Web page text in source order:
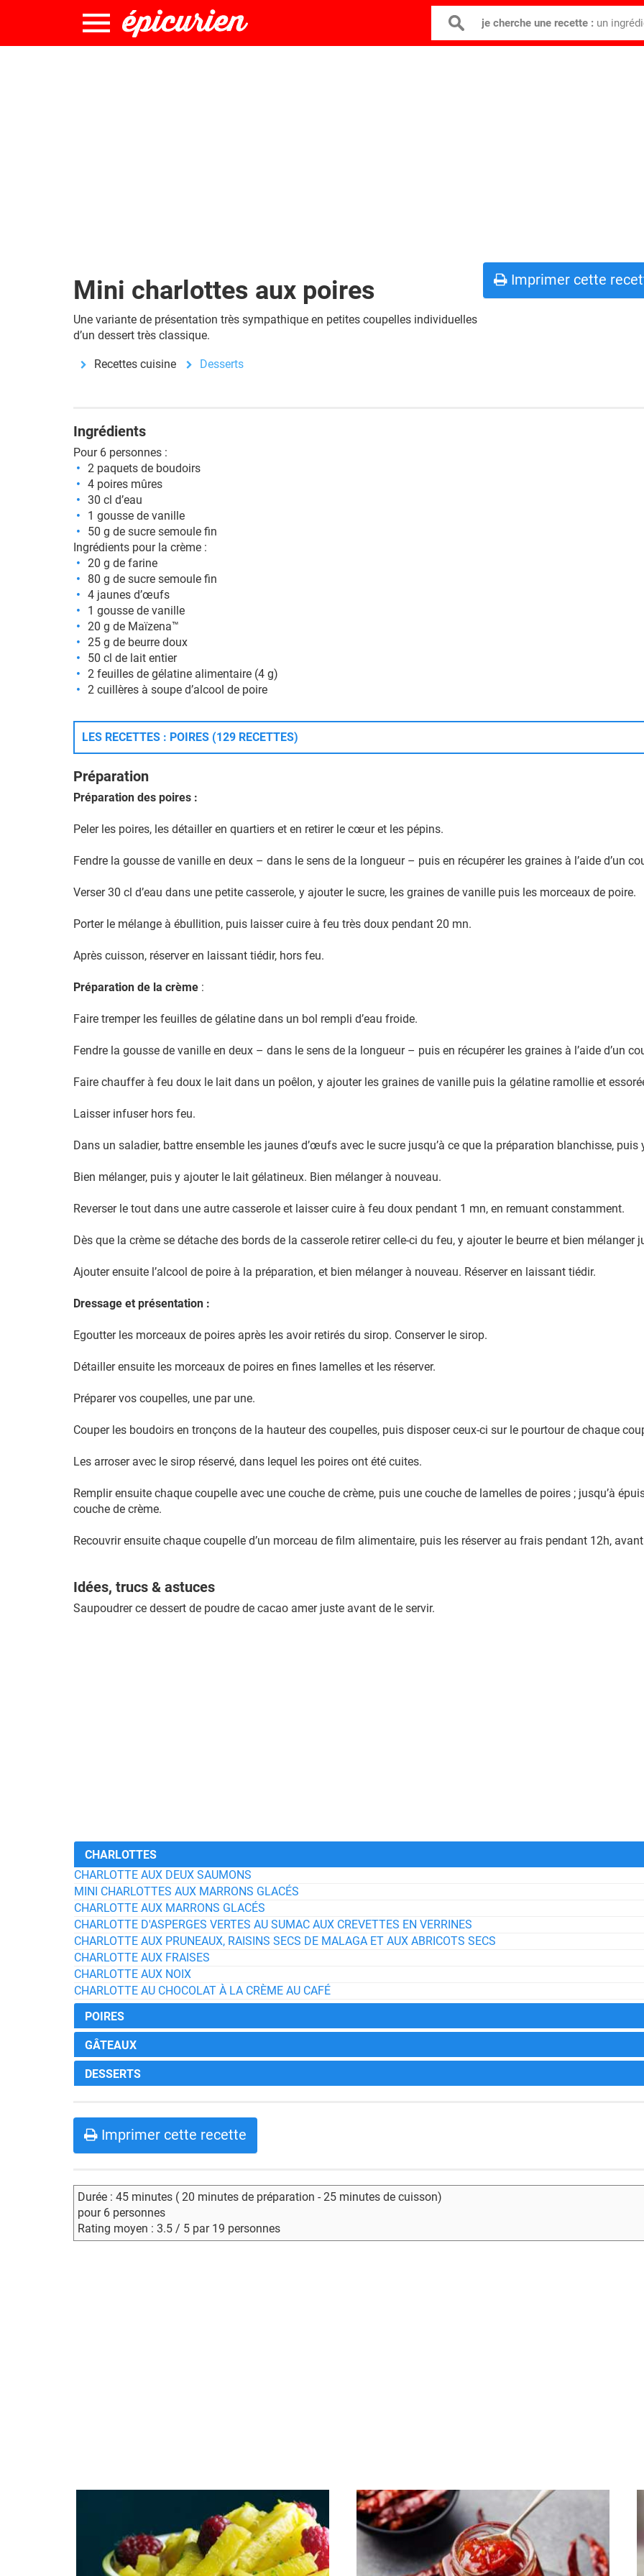
je cherche une recette : un
Mini charlottes aux poires
Une variante de présentation très sympathique en petites coupelles individuelles
d’un dessert très classique.
Recettes cuisine Desserts
Imprimer cette
Ingrédients
Pour 6 personnes :
2 paquets de boudoirs
4 poires mûres
30 cl d’eau
1 gousse de vanille
50 g de sucre semoule fin
Ingrédients pour la crème :
20 g de farine
80 g de sucre semoule fin
4 jaunes d’œufs
1 gousse de vanille
20 g de Maïzena™
25 g de beurre doux
50 cl de lait entier
2 feuilles de gélatine alimentaire (4 g)
2 cuillères à soupe d’alcool de poire
LES RECETTES : POIRES (129 RECETTES)
Préparation
Préparation des poires :
Peler les poires, les détailler en quartiers et en retirer le cœur et les pépins.
Fendre la gousse de vanille en deux – dans le sens de la longueur – puis en récupérer les graines à l’aide d’un
Verser 30 cl d’eau dans une petite casserole, y ajouter le sucre, les graines de vanille puis les morceaux de poire.
Porter le mélange à ébullition, puis laisser cuire à feu très doux pendant 20 mn.
Après cuisson, réserver en laissant tiédir, hors feu.
Préparation de la crème :
Faire tremper les feuilles de gélatine dans un bol rempli d’eau froide.
Fendre la gousse de vanille en deux – dans le sens de la longueur – puis en récupérer les graines à l’aide d’un
Faire chauffer à feu doux le lait dans un poêlon, y ajouter les graines de vanille puis la gélatine ramollie et
Laisser infuser hors feu.
Dans un saladier, battre ensemble les jaunes d’œufs avec le sucre jusqu’à ce que la préparation blanchisse,
Bien mélanger, puis y ajouter le lait gélatineux. Bien mélanger à nouveau.
Reverser le tout dans une autre casserole et laisser cuire à feu doux pendant 1 mn, en remuant constamment.
Dès que la crème se détache des bords de la casserole retirer celle-ci du feu, y ajouter le beurre et bien mélanger
Ajouter ensuite l’alcool de poire à la préparation, et bien mélanger à nouveau. Réserver en laissant tiédir.
Dressage et présentation :
Egoutter les morceaux de poires après les avoir retirés du sirop. Conserver le sirop.
Détailler ensuite les morceaux de poires en fines lamelles et les réserver.
Préparer vos coupelles, une par une.
Couper les boudoirs en tronçons de la hauteur des coupelles, puis disposer ceux-ci sur le pourtour de chaque
Les arroser avec le sirop réservé, dans lequel les poires ont été cuites.
Remplir ensuite chaque coupelle avec une couche de crème, puis une couche de lamelles de poires ; jusqu’à
couche de crème.
Recouvrir ensuite chaque coupelle d’un morceau de film alimentaire, puis les réserver au frais pendant 12h,
Idées, trucs & astuces
Saupoudrer ce dessert de poudre de cacao amer juste avant de le servir.
CHARLOTTES
CHARLOTTE AUX DEUX SAUMONS
MINI CHARLOTTES AUX MARRONS GLACÉS
CHARLOTTE AUX MARRONS GLACÉS
CHARLOTTE D'ASPERGES VERTES AU SUMAC AUX CREVETTES EN VERRINES
CHARLOTTE AUX PRUNEAUX, RAISINS SECS DE MALAGA ET AUX ABRICOTS SECS
CHARLOTTE AUX FRAISES
CHARLOTTE AUX NOIX
CHARLOTTE AU CHOCOLAT À LA CRÈME AU CAFÉ
POIRES
GÂTEAUX
DESSERTS
Imprimer cette recette
Durée : 45 minutes ( 20 minutes de préparation - 25 minutes de cuisson)
pour 6 personnes
Rating moyen : 3.5 / 5 par 19 personnes